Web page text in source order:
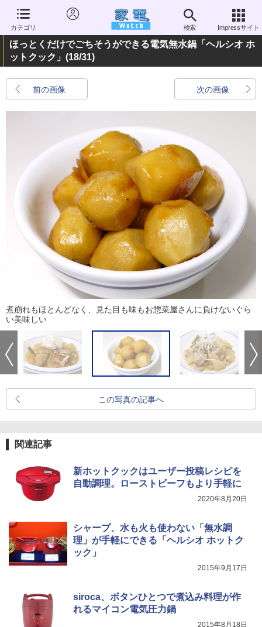
カテゴリ 検索 Impressサイト
ほっとくだけでごちそうができる電気無水鍋「ヘルシオ ホ
ットクック」 (18/31)
前の画像 次の画像
煮崩れもほとんどなく、見た目も味もお惣菜屋さんに負けないぐら
い美味しい
この写真の記事へ
関連記事
新ホットクックはユーザー投稿レシピを
自動調理。ローストビーフもより手軽に
2020年8月20日
シャープ、水も火も使わない「無水調
理」が手軽にできる「ヘルシオ ホットク
ック」
2015年9月17日
siroca、ボタンひとつで煮込み料理が作
れるマイコン電気圧力鍋
2015年8月18日